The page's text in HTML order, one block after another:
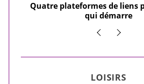
Quatre plateformes de liens
qui démarre
LOISIRS